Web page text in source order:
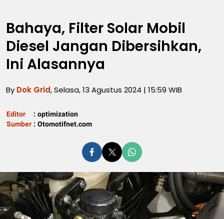
Bahaya, Filter Solar Mobil
Diesel Jangan Dibersihkan,
Ini Alasannya
By Dok Grid, Selasa, 13 Agustus 2024 | 15:59 WIB
Editor : optimization
Sumber : Otomotifnet.com